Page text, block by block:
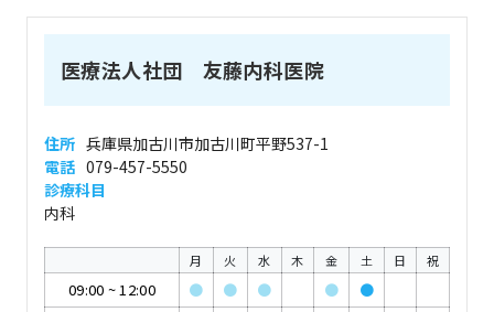
医療法人社団 友藤内科医院
住所 兵庫県加古川市加古川町平野537-1
電話 079-457-5550
診療科目
内科
月 火 水 木 金 土 日 祝
09:00 ~12:00 ● ● ● ●
●